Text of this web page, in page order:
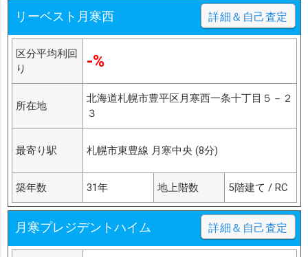
リーベスト月寒西 詳細＆自己査定
区分平均利回
り
-%
所在地
北海道札幌市豊平区月寒西一条十丁目５－２
３
最寄り駅 札幌市東豊線 月寒中央 (8分)
築年数 31年 地上階数 5階建て / RC
月寒プレジデントハイム 詳細＆自己査定